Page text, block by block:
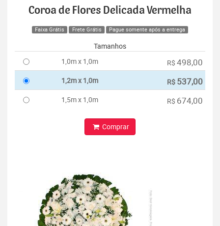
Coroa de Flores Delicada Vermelha
Faixa Grátis Frete Grátis Pague somente após a entrega
Tamanhos
1,0m x 1,0m
R$ 498,00
1,2m x 1,0m R$ 537,00
1,5m x 1,0m R$ 674,00
Comprar